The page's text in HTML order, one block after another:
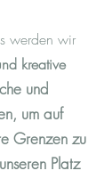
werden wir
kreative
und
um auf
Grenzen zu
Platz